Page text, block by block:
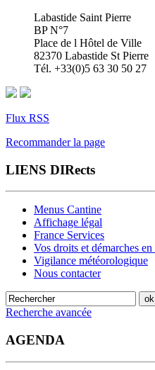
Labastide Saint Pierre
BP N°7
Place de l Hôtel de Ville
82370 Labastide St Pierre
Tél. +33(0)5 63 30 50 27
Flux RSS
Recommander la page
LIENS DIRects
Menus Cantine
Affichage légal
France Services
Vos droits et démarches
Vigilance météorologique
Nous contacter
Recherche avancée
AGENDA